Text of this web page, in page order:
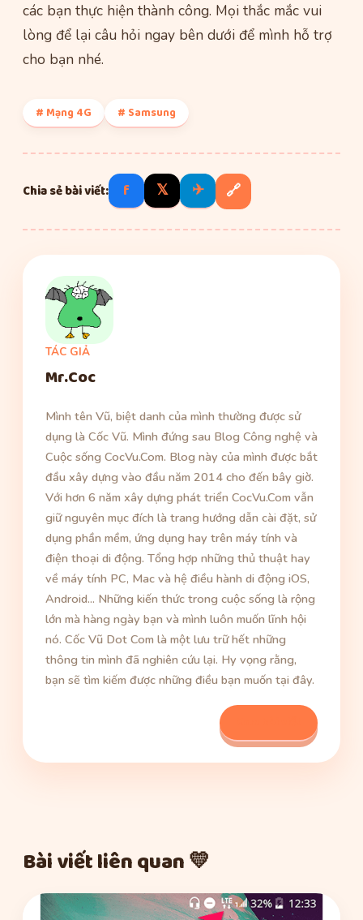
các bạn thực hiện thành công. Mọi thắc mắc vui
lòng để lại câu hỏi ngay bên dưới để mình hỗ trợ
cho bạn nhé.
# Mạng 4G # Samsung
Chia sẻ bài viết: f 𝕏 ✈ 🔗
TÁC GIẢ
Mr.Coc
Mình tên Vũ, biệt danh của mình thường được sử
dụng là Cốc Vũ. Mình đứng sau Blog Công nghệ và
Cuộc sống CocVu.Com. Blog này của mình được bắt
đầu xây dựng vào đầu năm 2014 cho đến bây giờ.
Với hơn 6 năm xây dựng phát triển CocVu.Com vẫn
giữ nguyên mục đích là trang hướng dẫn cài đặt, sử
dụng phần mềm, ứng dụng hay trên máy tính và
điện thoại di động. Tổng hợp những thủ thuật hay
về máy tính PC, Mac và hệ điều hành di động iOS,
Android... Những kiến thức trong cuộc sống là rộng
lớn mà hàng ngày bạn và mình luôn muốn lĩnh hội
nó. Cốc Vũ Dot Com là một lưu trữ hết những
thông tin mình đã nghiên cứu lại. Hy vọng rằng,
bạn sẽ tìm kiếm được những điều bạn muốn tại đây.
Bài viết liên quan 💛